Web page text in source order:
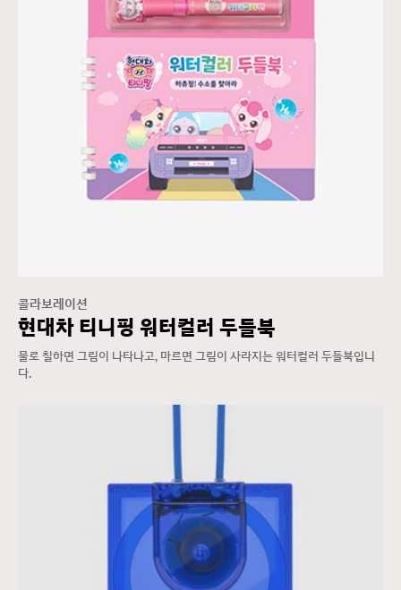
콜라보레이션
현대차 티니핑 워터컬러 두들북
물로 칠하면 그림이 나타나고, 마르면 그림이 사라지는 워터컬러 두들북입니
다.